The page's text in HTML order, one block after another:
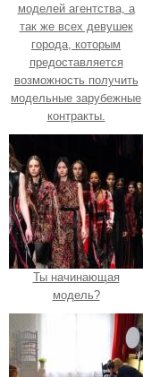
моделей агентства, а
так же всех девушек
города, которым
предоставляется
возможность получить
модельные зарубежные
контракты.
Ты начинающая
модель?